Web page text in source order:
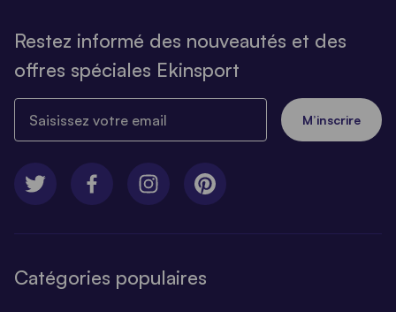
Restez informé des nouveautés et des
offres spéciales Ekinsport
M’inscrire
Catégories populaires